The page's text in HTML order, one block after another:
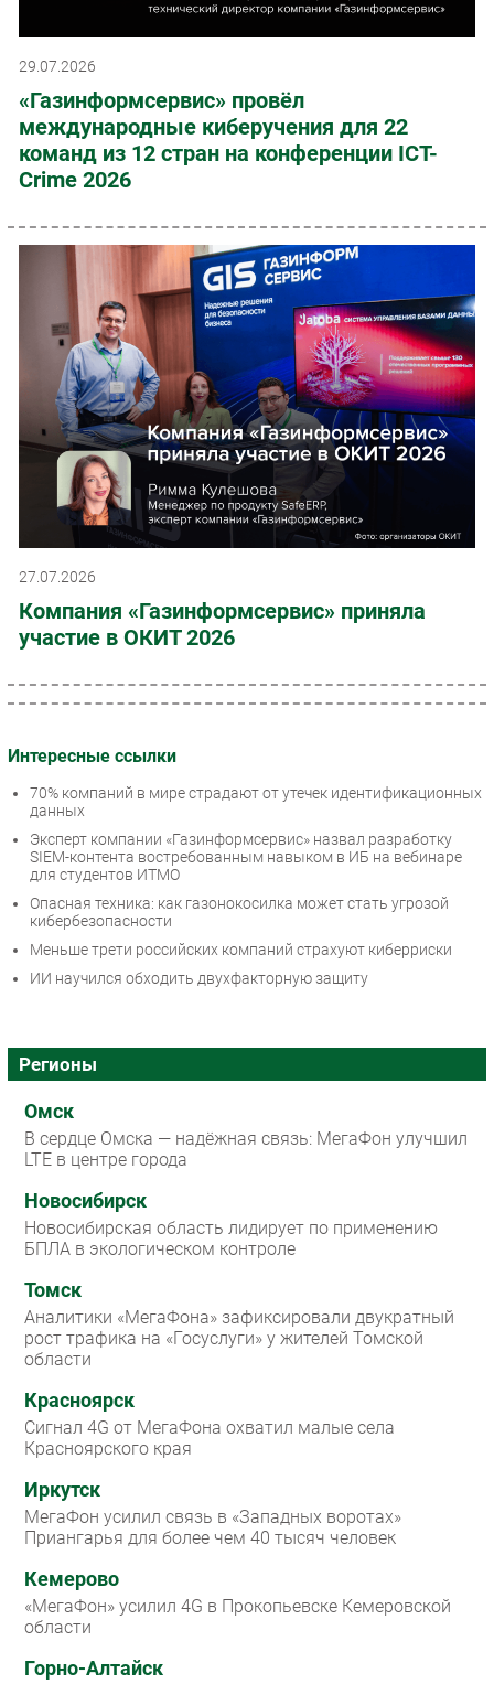
29.07.2026
«Газинформсервис» провёл
международные киберучения для 22
команд из 12 стран на конференции ICT-
Crime 2026
27.07.2026
Компания «Газинформсервис» приняла
участие в ОКИТ 2026
Интересные ссылки
70% компаний в мире страдают от утечек идентификационных
данных
Эксперт компании «Газинформсервис» назвал разработку
SIEM-контента востребованным навыком в ИБ на вебинаре
для студентов ИТМО
Опасная техника: как газонокосилка может стать угрозой
кибербезопасности
Меньше трети российских компаний страхуют киберриски
ИИ научился обходить двухфакторную защиту
Регионы
Омск
В сердце Омска — надёжная связь: МегаФон улучшил
LTE в центре города
Новосибирск
Новосибирская область лидирует по применению
БПЛА в экологическом контроле
Томск
Аналитики «МегаФона» зафиксировали двукратный
рост трафика на «Госуслуги» у жителей Томской
области
Красноярск
Сигнал 4G от МегаФона охватил малые села
Красноярского края
Иркутск
МегаФон усилил связь в «Западных воротах»
Приангарья для более чем 40 тысяч человек
Кемерово
«МегаФон» усилил 4G в Прокопьевске Кемеровской
области
Горно-Алтайск